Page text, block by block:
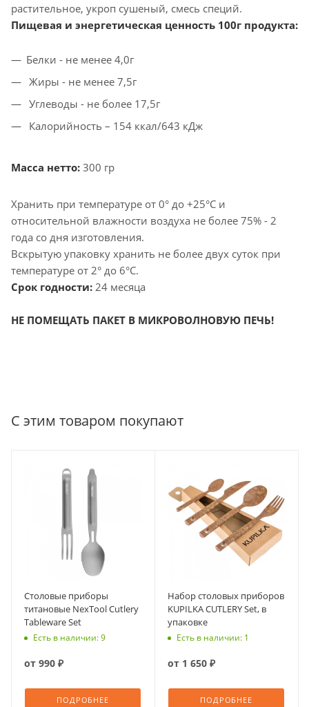
растительное, укроп сушеный, смесь специй.
Пищевая и энергетическая ценность 100г продукта:
Белки - не менее 4,0г
Жиры - не менее 7,5г
Углеводы - не более 17,5г
Калорийность – 154 ккал/643 кДж
Масса нетто: 300 гр
Хранить при температуре от 0° до +25°C и
относительной влажности воздуха не более 75% - 2
года со дня изготовления.
Вскрытую упаковку хранить не более двух суток при
температуре от 2° до 6°C.
Срок годности: 24 месяца
НЕ ПОМЕЩАТЬ ПАКЕТ В МИКРОВОЛНОВУЮ ПЕЧЬ!
С этим товаром покупают
Столовые приборы
титановые NexTool Cutlery
Tableware Set
Есть в наличии: 9
от 990 ₽
ПОДРОБНЕЕ
Набор столовых приборов
KUPILKA CUTLERY Set, в
упаковке
Есть в наличии: 1
от 1 650 ₽
ПОДРОБНЕЕ